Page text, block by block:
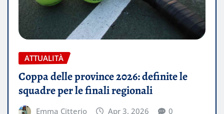
ATTUALITÀ
Coppa delle province 2026: definite le
squadre per le finali regionali
Emma Citterio Apr 3, 2026 0